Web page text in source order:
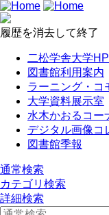
履歴を消去して終了
二松学舎大学HP
図書館利用案内
ラーニング・コ
大学資料展示室
水木かおるコー
デジタル画像コ
図書館季報
通常検索
カテゴリ検索
詳細検索